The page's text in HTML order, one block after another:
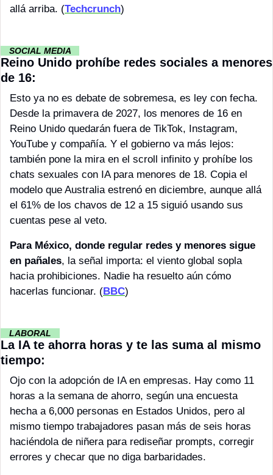
allá arriba. (Techcrunch)
SOCIAL MEDIA
Reino Unido prohíbe redes sociales a menores
de 16:
Esto ya no es debate de sobremesa, es ley con fecha.
Desde la primavera de 2027, los menores de 16 en
Reino Unido quedarán fuera de TikTok, Instagram,
YouTube y compañía. Y el gobierno va más lejos:
también pone la mira en el scroll infinito y prohíbe los
chats sexuales con IA para menores de 18. Copia el
modelo que Australia estrenó en diciembre, aunque allá
el 61% de los chavos de 12 a 15 siguió usando sus
cuentas pese al veto.
Para México, donde regular redes y menores sigue
en pañales, la señal importa: el viento global sopla
hacia prohibiciones. Nadie ha resuelto aún cómo
hacerlas funcionar. (BBC)
LABORAL
La IA te ahorra horas y te las suma al mismo
tiempo:
Ojo con la adopción de IA en empresas. Hay como 11
horas a la semana de ahorro, según una encuesta
hecha a 6,000 personas en Estados Unidos, pero al
mismo tiempo trabajadores pasan más de seis horas
haciéndola de niñera para rediseñar prompts, corregir
errores y checar que no diga barbaridades.